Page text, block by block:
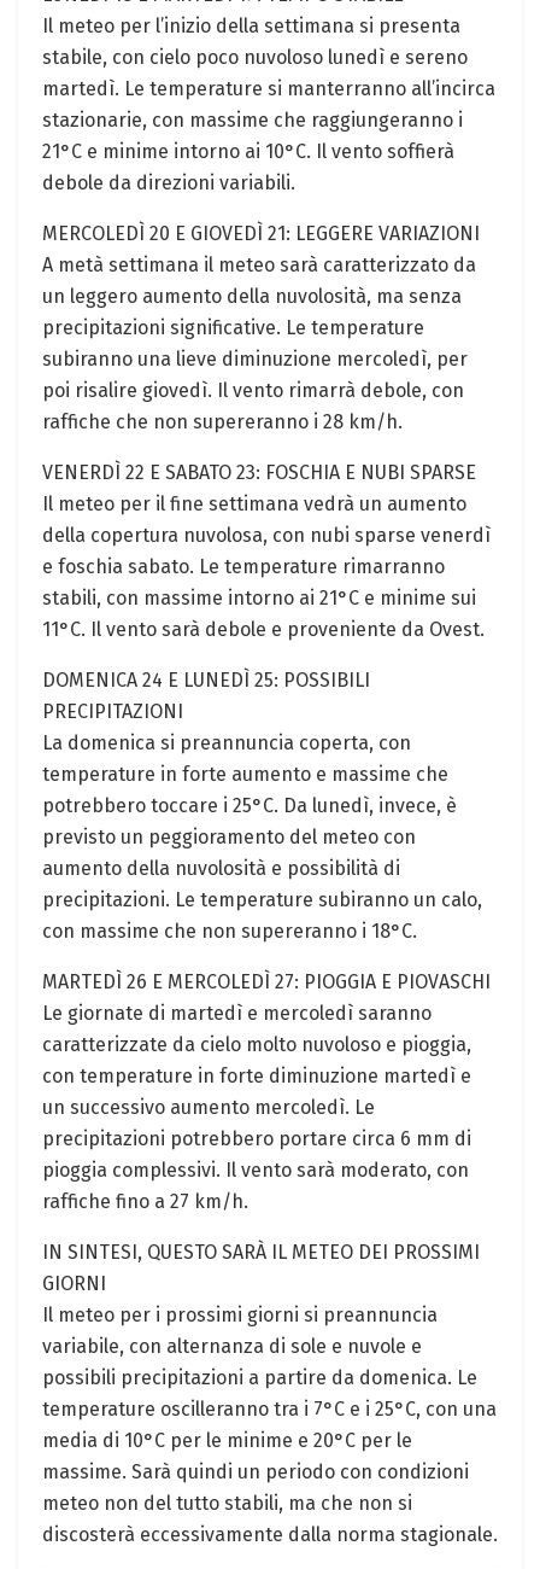
Il meteo per l’inizio della settimana si presenta
stabile, con cielo poco nuvoloso lunedì e sereno
martedì. Le temperature si manterranno all’incirca
stazionarie, con massime che raggiungeranno i
21°C e minime intorno ai 10°C. Il vento soffierà
debole da direzioni variabili.
MERCOLEDÌ 20 E GIOVEDÌ 21: LEGGERE VARIAZIONI
A metà settimana il meteo sarà caratterizzato da
un leggero aumento della nuvolosità, ma senza
precipitazioni significative. Le temperature
subiranno una lieve diminuzione mercoledì, per
poi risalire giovedì. Il vento rimarrà debole, con
raffiche che non supereranno i 28 km/h.
VENERDÌ 22 E SABATO 23: FOSCHIA E NUBI SPARSE
Il meteo per il fine settimana vedrà un aumento
della copertura nuvolosa, con nubi sparse venerdì
e foschia sabato. Le temperature rimarranno
stabili, con massime intorno ai 21°C e minime sui
11°C. Il vento sarà debole e proveniente da Ovest.
DOMENICA 24 E LUNEDÌ 25: POSSIBILI
PRECIPITAZIONI
La domenica si preannuncia coperta, con
temperature in forte aumento e massime che
potrebbero toccare i 25°C. Da lunedì, invece, è
previsto un peggioramento del meteo con
aumento della nuvolosità e possibilità di
precipitazioni. Le temperature subiranno un calo,
con massime che non supereranno i 18°C.
MARTEDÌ 26 E MERCOLEDÌ 27: PIOGGIA E PIOVASCHI
Le giornate di martedì e mercoledì saranno
caratterizzate da cielo molto nuvoloso e pioggia,
con temperature in forte diminuzione martedì e
un successivo aumento mercoledì. Le
precipitazioni potrebbero portare circa 6 mm di
pioggia complessivi. Il vento sarà moderato, con
raffiche fino a 27 km/h.
IN SINTESI, QUESTO SARÀ IL METEO DEI PROSSIMI
GIORNI
Il meteo per i prossimi giorni si preannuncia
variabile, con alternanza di sole e nuvole e
possibili precipitazioni a partire da domenica. Le
temperature oscilleranno tra i 7°C e i 25°C, con una
media di 10°C per le minime e 20°C per le
massime. Sarà quindi un periodo con condizioni
meteo non del tutto stabili, ma che non si
discosterà eccessivamente dalla norma stagionale.